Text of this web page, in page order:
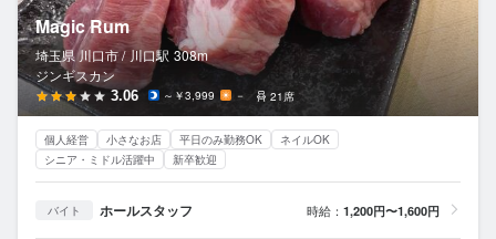
Magic Rum
埼玉県 川口市 / 川口駅 308m
ジンギスカン
3.06 ～￥3,999 － 21席
個人経営 小さなお店 平日のみ勤務OK
ネイルOK
シニア・ミドル活躍中
新卒歓迎
バイト ホールスタッフ 時給： 1,200円〜1,600円